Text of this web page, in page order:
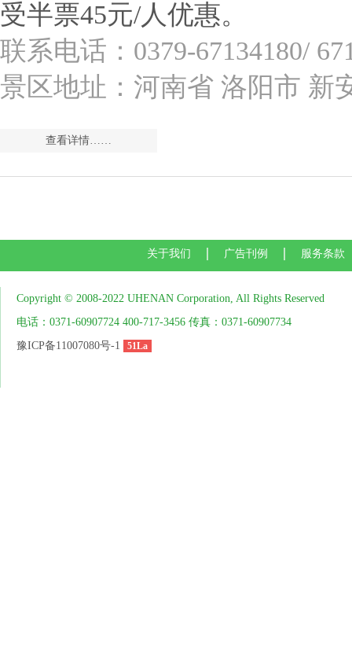
受半票45元/人优惠。
联系电话：0379-67134180/
景区地址：河南省 洛阳市 新
查看详情……
关于我们 广告刊例 服务条款
Copyright © 2008-2022 UHENAN Corporation, All Rights Reserved
电话：0371-60907724 400-717-3456 传真：0371-60907734
豫ICP备11007080号-1
51La